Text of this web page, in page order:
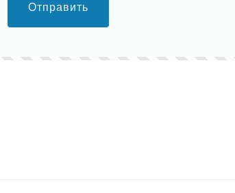
Отправить